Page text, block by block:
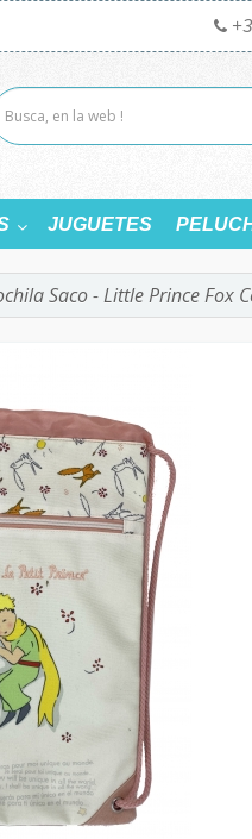
JUGUETES
Saco - Little Prince Fox